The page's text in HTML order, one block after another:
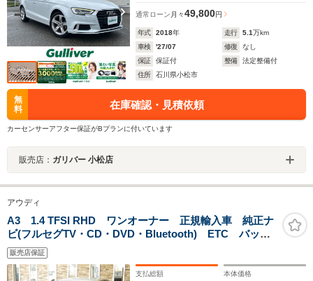
通常ローン 月々49,800円
年式 2018年 走行 5.1万km
車検
'27/07 修復
なし
保証
保証付 整備
法定整備付
住所
石川県小松市
無
料
在庫確認・見積依頼
カーセンサーアフター保証がBプランに付いています
販売店： ガリバー 小松店
アウディ
A3 1.4 TFSI RHD ワンオーナー 正規輸入車 純正ナ
ビ(フルセグTV・CD・DVD・Bluetooth) ETC バック
カメラ ドライブレコーダー アウディプレセンス リ
アフォグ ダウンサス マニュアルモード付 スペアス
マートキー
販売店保証
支払総額 本体価格